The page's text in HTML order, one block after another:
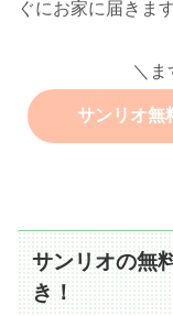
ぐにお家に届きます
＼ま
サンリオ無
サンリオの無
き！